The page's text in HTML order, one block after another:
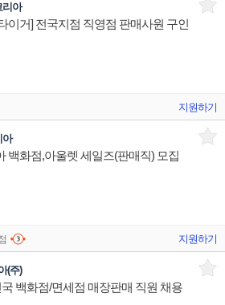
리아
이거] 전국지점 직영점 판매사원 구인
지원하기
아
백화점,아울렛 세일즈(판매직) 모집
지원하기
(주)
백화점/면세점 매장판매 직원 채용